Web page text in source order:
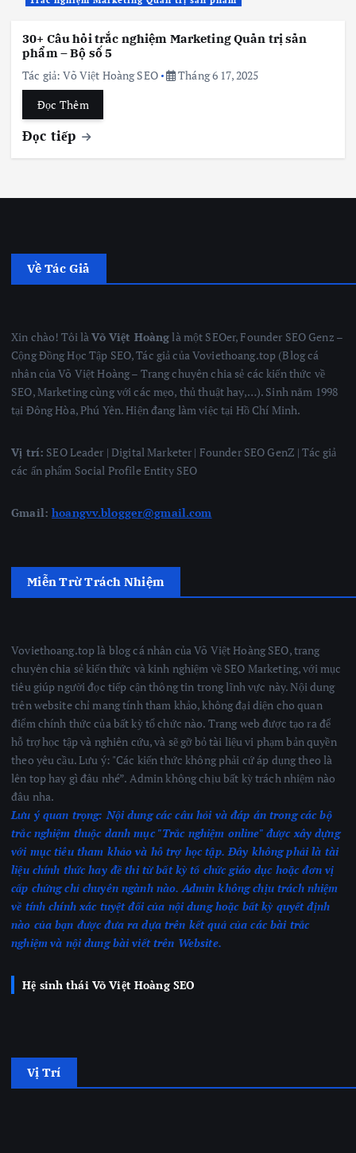
30+ Câu hỏi trắc nghiệm Marketing Quản trị sản
phẩm – Bộ số 5
Tác giả:Võ Việt Hoàng SEO
Tháng 6 17, 2025
Đọc Thêm
Đọc tiếp
Về Tác Giả
Xin chào! Tôi làVõ Việt Hoànglà một SEOer, Founder SEO Genz –
Cộng Đồng Học Tập SEO, Tác giả của Voviethoang.top (Blog cá
nhân của Võ Việt Hoàng – Trang chuyên chia sẻ các kiến thức về
SEO, Marketing cùng với các mẹo, thủ thuật hay,…). Sinh năm 1998
tại Đông Hòa, Phú Yên. Hiện đang làm việc tại Hồ Chí Minh.
Vị trí: SEO Leader | Digital Marketer | Founder SEO GenZ | Tác giả
các ấn phẩm Social Profile Entity SEO
Gmail:hoangvv.blogger@gmail.com
Miễn Trừ Trách Nhiệm
Voviethoang.top là blog cá nhân của Võ Việt Hoàng SEO, trang
chuyên chia sẻ kiến thức và kinh nghiệm về SEO Marketing, với mục
tiêu giúp người đọc tiếp cận thông tin trong lĩnh vực này. Nội dung
trên website chỉ mang tính tham khảo, không đại diện cho quan
điểm chính thức của bất kỳ tổ chức nào. Trang web được tạo ra để
hỗ trợ học tập và nghiên cứu, và sẽ gỡ bỏ tài liệu vi phạm bản quyền
theo yêu cầu. Lưu ý: "Các kiến thức không phải cứ áp dụng theo là
lên top hay gì đâu nhé”. Admin không chịu bất kỳ trách nhiệm nào
đâu nha.
Lưu ý quan trọng: Nội dung các câu hỏi và đáp án trong các bộ
trắc nghiệm thuộc danh mục "Trắc nghiệm online" được xây dựng
với mục tiêu tham khảo và hỗ trợ học tập. Đây không phải là tài
liệu chính thức hay đề thi từ bất kỳ tổ chức giáo dục hoặc đơn vị
cấp chứng chỉ chuyên ngành nào. Admin không chịu trách nhiệm
về tính chính xác tuyệt đối của nội dung hoặc bất kỳ quyết định
nào của bạn được đưa ra dựa trên kết quả của các bài trắc
nghiệmvà nội dung bài viết trên Website.
Hệ sinh thái Võ Việt Hoàng SEO
Vị Trí